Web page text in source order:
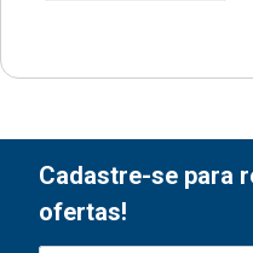
Cadastre-se para
ofertas!